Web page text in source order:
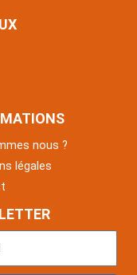
nous ?
légales